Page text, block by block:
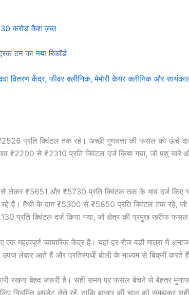
करोड़ कैश ज़ब्त
टन का नया रिकॉर्ड
वितरण केंद्र, फीवर क्लीनिक, मेमोरी केयर क्लीनिक और
प्रति क्विंटल तक रहे। अच्छी गुणवत्ता की फसल को ऊंचे
₹2200 से ₹2310 प्रति क्विंटल दर्ज किया गया, जो पशु चारे
लेकर ₹5651 और ₹5730 प्रति क्विंटल तक के भाव दर्ज किए
रहे हैं। मैथी के दाम ₹5300 से ₹5850 प्रति क्विंटल तक रहे, जो
प्रति क्विंटल दर्ज किया गया, जो क्षेत्र की प्रमुख खरीफ
महत्वपूर्ण व्यापारिक केंद्र है। यहां हर रोज बड़ी मात्रा में
लेकर आते हैं और प्रतिस्पर्धी बोली के माध्यम से बिक्री करते
रखना बेहद जरूरी है। सही समय पर फसल बेचने से बेहतर
नियमित अपडेट लेते रहें, ताकि बाजार की चाल को समझकर सही